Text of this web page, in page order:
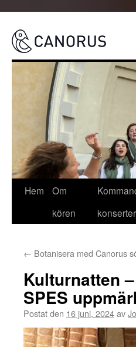
Hoppa
Hem
Om
kören
konserter
← Botanisera med Canorus
Kulturnatten
SPES
Postat den 16 juni, 2024av